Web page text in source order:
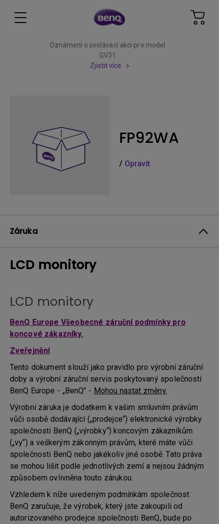
Oznámení o svolávací akci pro model
GV31
Zjistit více
FP92WA
/ Opravit
Záruka
LCD monitory
LCD monitory
BenQ Europe Všeobecné záruční podmínky pro
koncové zákazníky.
Zveřejnění
Tento dokument slouží jako pravidlo pro výrobní záruční
doby a výrobní záruční servis poskytovaný společností
BenQ Europe - „BenQ" - Mohou nastat změny.
Výrobní záruka je dodatkem k vašim smluvním právům
vůči osobě dodávající („prodejce“) elektronické výrobky
společnosti BenQ („výrobky“) koncovým zákazníkům
(„vy“) a veškerým zákonným právům, které máte vůči
společnosti BenQ nebo jakékoliv jiné osobě. Tato práva
se mohou lišit podle jednotlivých zemí a nejsou žádným
způsobem ovlivněna touto zárukou.
Vzhledem k níže uvedeným podmínkám společnost
BenQ zaručuje, že výrobek, který jste zakoupili od
autorizovaného prodejce společnosti BenQ, bude po